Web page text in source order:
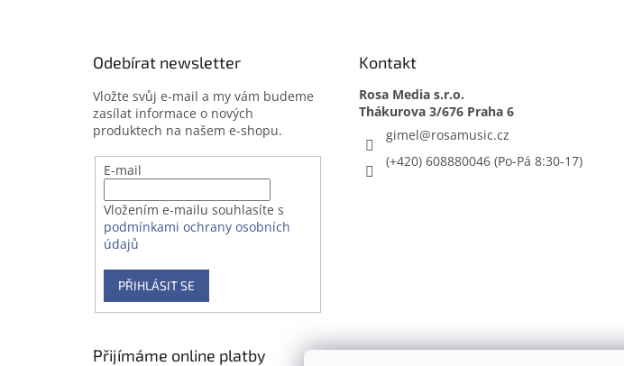
Odebírat newsletter
Vložte svůj e-mail a my vám budeme
zasílat informace o nových
produktech na našem e-shopu.
E-mail
Vložením e-mailu souhlasíte s
podmínkami ochrany osobních
údajů
PŘIHLÁSIT SE
Kontakt
Rosa Media s.r.o.
gimel@rosamusic.cz
(+420) 608880046
Přijímáme online platby